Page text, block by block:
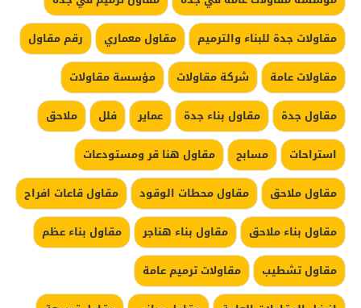
مقاولات جدة للبناء والترميم
مقاول معماري
رقم مقاول
مقاولات عامة
شركة مقاولات
مؤسسة مقاولات
مقاول جدة
مقاول بناء جدة عماير فلل
ملاحق
استراحات
مسابح
مقاول هنا قر ومستودعات
مقاول ملاحق
مقاول محطات الوقود
مقاول قاعات افراح
مقاول بناء ملاحق
مقاول بناء هناجر
مقاول بناء عظم
مقاول تشطيب
مقاولات ترميم عامة